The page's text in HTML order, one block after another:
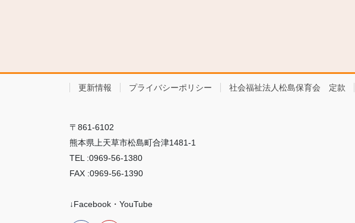
更新情報 プライバシーポリシー 社会福祉法人松島保育会 定款
〒861-6102
熊本県上天草市松島町合津1481-1
TEL :0969-56-1380
FAX :0969-56-1390
↓Facebook・YouTube